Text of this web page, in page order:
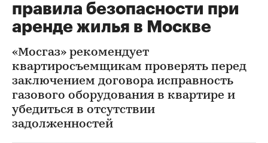
правила безопасности при
аренде жилья в Москве
«Мосгаз» рекомендует
квартиросъемщикам проверять перед
заключением договора исправность
газового оборудования в квартире и
убедиться в отсутствии
задолженностей